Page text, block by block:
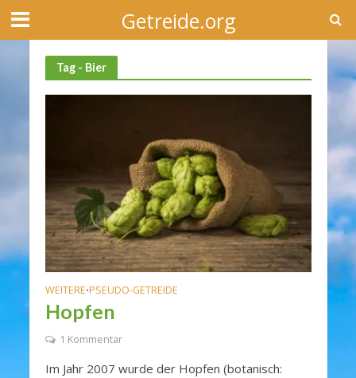
Getreide.org
Tag - Bier
WEITERE•PSEUDO-GETREIDE
Hopfen
1 Kommentar
Im Jahr 2007 wurde der Hopfen (botanisch: